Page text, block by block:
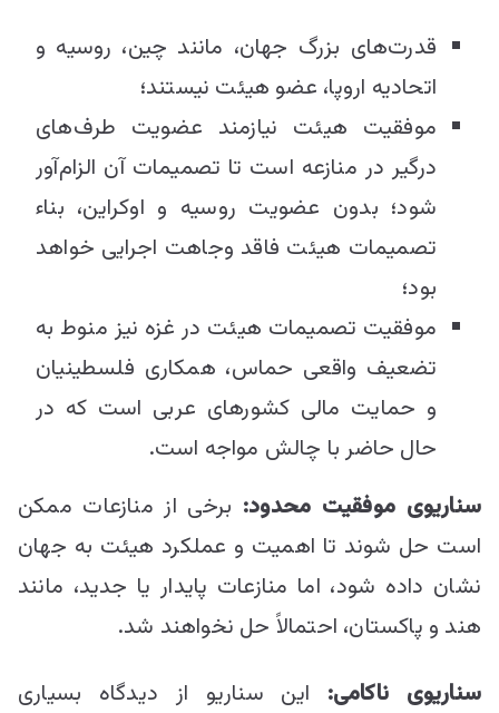
قدرت‌های بزرگ جهان، مانند چین، روسیه و
اتحادیه اروپا، عضو هیئت نیستند؛
موفقیت هیئت نیازمند عضویت طرف‌های
درگیر در منازعه است تا تصمیمات آن الزام‌آور
شود؛ بدون عضویت روسیه و اوکراین، بناء
تصمیمات هیئت فاقد وجاهت اجرایی خواهد
بود؛
موفقیت تصمیمات هیئت در غزه نیز منوط به
تضعیف واقعی حماس، همکاری فلسطینیان
و حمایت مالی کشورهای عربی است که در
حال حاضر با چالش مواجه است.
سناریوی موفقیت محدود: برخی از منازعات ممکن
است حل شوند تا اهمیت و عملکرد هیئت به جهان
نشان داده شود، اما منازعات پایدار یا جدید، مانند
هند و پاکستان، احتمالاً حل نخواهند شد.
سناریوی ناکامی: این سناریو از دیدگاه بسیاری